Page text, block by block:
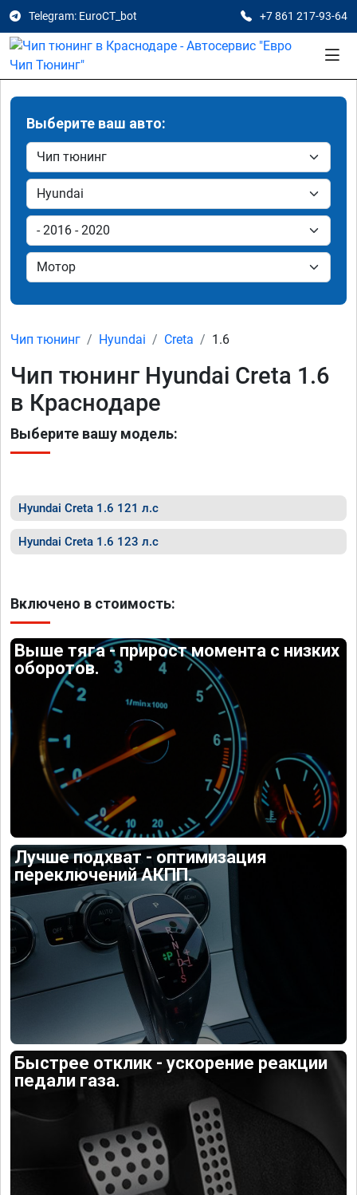
Telegram: EuroCT_bot +7 861 217-93-64
Выберите ваш авто:
Чип тюнинг Hyundai Creta 1.6
Чип тюнинг Hyundai Creta 1.6
в Краснодаре
Выберите вашу модель:
Hyundai Creta 1.6 121 л.с
Hyundai Creta 1.6 123 л.с
Включено в стоимость:
Выше тяга - прирост момента с низких
оборотов.
Лучше подхват - оптимизация
переключений АКПП.
Быстрее отклик - ускорение реакции
педали газа.